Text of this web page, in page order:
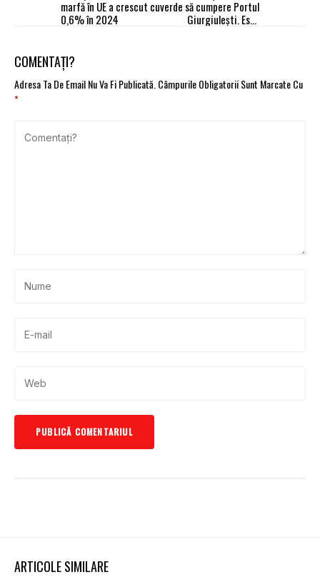
marfă în UE a crescut cu
0,6% în 2024
verde să cumpere Portul
Giurgiulești. Este
COMENTAȚI?
Adresa Ta De Email Nu Va Fi Publicată. Câmpurile Obligatorii Sunt Marcate Cu
*
ARTICOLE SIMILARE